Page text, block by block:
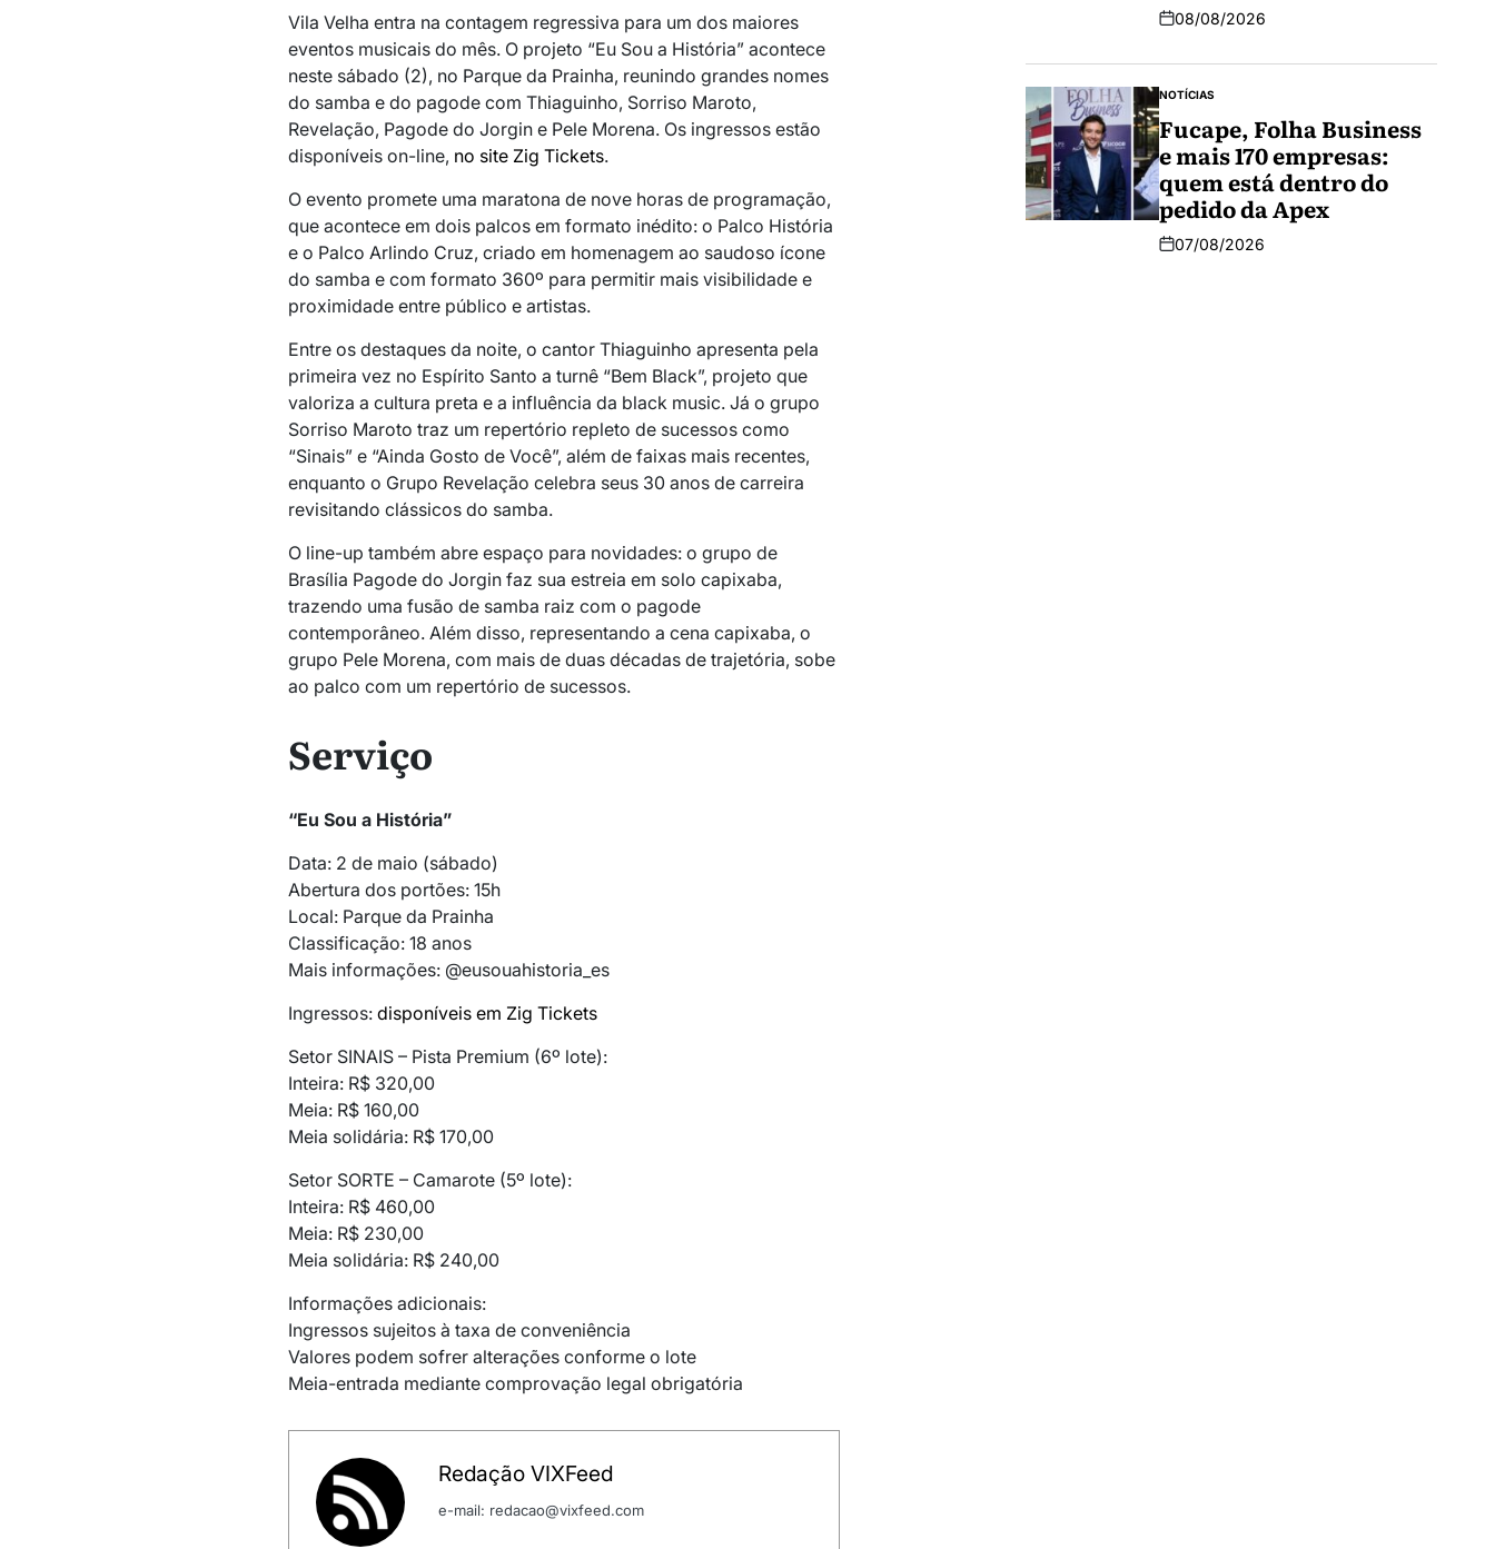
Vila Velha entra na contagem regressiva para um dos maiores
eventos musicais do mês. O projeto “Eu Sou a História” acontece
neste sábado (2), no Parque da Prainha, reunindo grandes nomes
do samba e do pagode com Thiaguinho, Sorriso Maroto,
Revelação, Pagode do Jorgin e Pele Morena. Os ingressos estão
disponíveis on-line, no site Zig Tickets.
O evento promete uma maratona de nove horas de programação,
que acontece em dois palcos em formato inédito: o Palco História
e o Palco Arlindo Cruz, criado em homenagem ao saudoso ícone
do samba e com formato 360º para permitir mais visibilidade e
proximidade entre público e artistas.
Entre os destaques da noite, o cantor Thiaguinho apresenta pela
primeira vez no Espírito Santo a turnê “Bem Black”, projeto que
valoriza a cultura preta e a influência da black music. Já o grupo
Sorriso Maroto traz um repertório repleto de sucessos como
“Sinais” e “Ainda Gosto de Você”, além de faixas mais recentes,
enquanto o Grupo Revelação celebra seus 30 anos de carreira
revisitando clássicos do samba.
O line-up também abre espaço para novidades: o grupo de
Brasília Pagode do Jorgin faz sua estreia em solo capixaba,
trazendo uma fusão de samba raiz com o pagode
contemporâneo. Além disso, representando a cena capixaba, o
grupo Pele Morena, com mais de duas décadas de trajetória, sobe
ao palco com um repertório de sucessos.
Serviço
“Eu Sou a História”
Data: 2 de maio (sábado)
Abertura dos portões: 15h
Local: Parque da Prainha
Classificação: 18 anos
Mais informações: @eusouahistoria_es
Ingressos: disponíveis em Zig Tickets
Setor SINAIS – Pista Premium (6º lote):
Inteira: R$ 320,00
Meia: R$ 160,00
Meia solidária: R$ 170,00
Setor SORTE – Camarote (5º lote):
Inteira: R$ 460,00
Meia: R$ 230,00
Meia solidária: R$ 240,00
Informações adicionais:
Ingressos sujeitos à taxa de conveniência
Valores podem sofrer alterações conforme o lote
Meia-entrada mediante comprovação legal obrigatória
Redação VIXFeed
e-mail: redacao@vixfeed.com
08/08/2026
NOTÍCIAS
Fucape, Folha Business
e mais 170 empresas:
quem está dentro do
pedido da Apex
07/08/2026